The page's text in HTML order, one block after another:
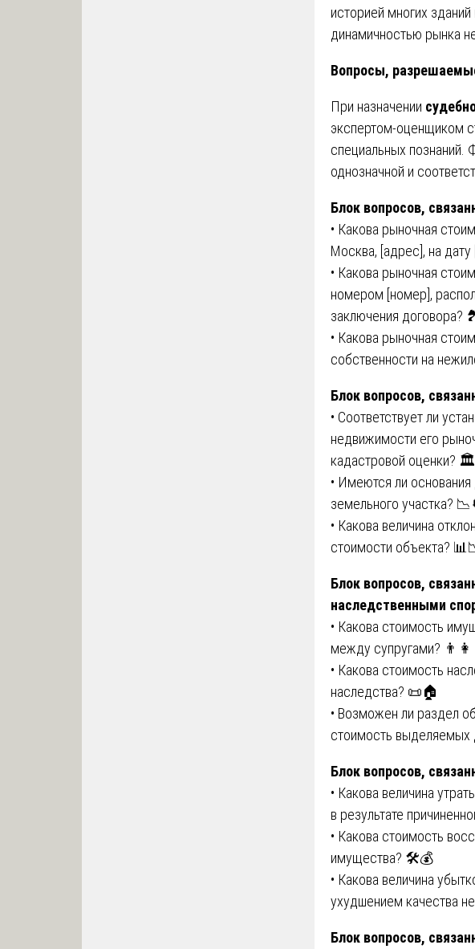
историей многих
динамичностью рынка
Вопросы,
При назначении
экспертом-оценщиком
специальных познаний.
однозначной и
Блок вопросов,
• Какова рыночная
Москва, [адрес], на
• Какова рыночная
номером [номер],
заключения договора?
• Какова рыночная
собственности на
Блок вопросов,
• Соответствует ли
недвижимости его
кадастровой оценки?
• Имеются ли
земельного участка?
• Какова величина
стоимости объекта?
Блок вопросов,
наследственными
• Какова стоимость
между супругами?
• Какова стоимость
наследства? 📜🏠
• Возможен ли раздел
стоимость
Блок вопросов,
• Какова величина
в результате
• Какова стоимость
имущества? 🛠️💰
• Какова величина
ухудшением качества
Блок вопросов,